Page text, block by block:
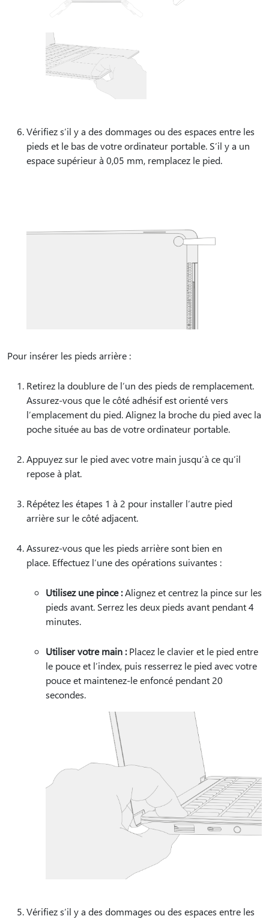
Vérifiez s’il y a des dommages ou des espaces entre les
pieds et le bas de votre ordinateur portable. S’il y a un
espace supérieur à 0,05 mm, remplacez le pied.
Pour insérer les pieds arrière :
Retirez la doublure de l’un des pieds de remplacement.
Assurez-vous que le côté adhésif est orienté vers
l’emplacement du pied. Alignez la broche du pied avec la
poche située au bas de votre ordinateur portable.
Appuyez sur le pied avec votre main jusqu’à ce qu’il
repose à plat.
Répétez les étapes 1 à 2 pour installer l’autre pied
arrière sur le côté adjacent.
Assurez-vous que les pieds arrière sont bien en
place. Effectuez l’une des opérations suivantes :
Utilisez une pince :Alignez et centrez la pince sur les
pieds avant. Serrez les deux pieds avant pendant 4
minutes.
Utiliser votre main :Placez le clavier et le pied entre
le pouce et l’index, puis resserrez le pied avec votre
pouce et maintenez-le enfoncé pendant 20
secondes.
Vérifiez s’il y a des dommages ou des espaces entre les